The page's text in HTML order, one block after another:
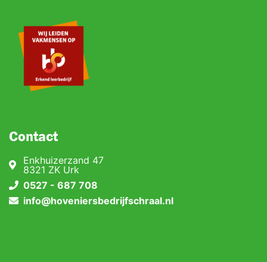
Contact
Enkhuizerzand 47
8321 ZK Urk
0527 - 687 708
info@hoveniersbedrijfschraal.nl